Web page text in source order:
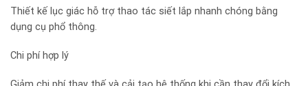
Thiết kế lục giác hỗ trợ thao tác siết lắp nhanh chóng bằng
dụng cụ phổ thông.
Chi phí hợp lý